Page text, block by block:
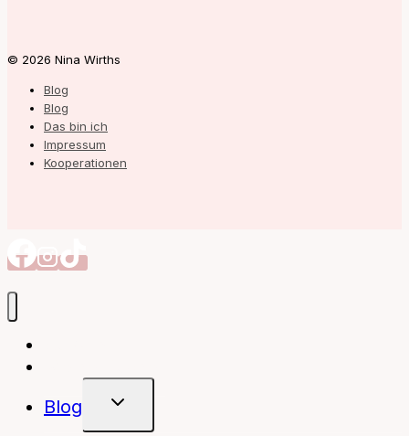
© 2026 Nina Wirths
Blog
Blog
Das bin ich
Impressum
Kooperationen
Blog
Untermenü